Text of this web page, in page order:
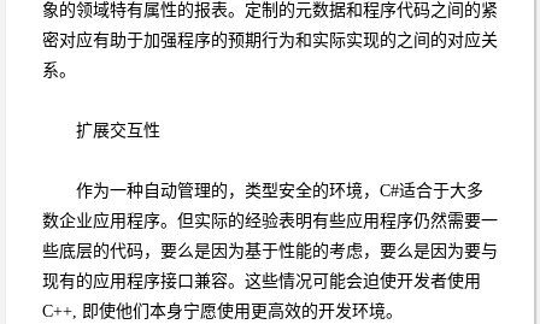
象的领域特有属性的报表。定制的元数据和程序代码之间的紧
密对应有助于加强程序的预期行为和实际实现的之间的对应关
系。
扩展交互性
作为一种自动管理的，类型安全的环境，C#适合于大多
数企业应用程序。但实际的经验表明有些应用程序仍然需要一
些底层的代码，要么是因为基于性能的考虑，要么是因为要与
现有的应用程序接口兼容。这些情况可能会迫使开发者使用
C++, 即使他们本身宁愿使用更高效的开发环境。